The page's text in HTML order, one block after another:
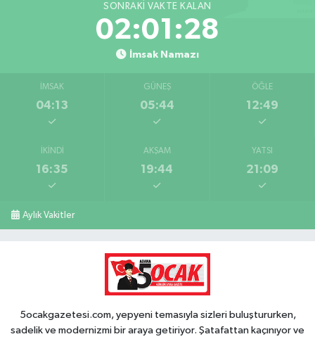
SONRAKI VAKTE KALAN
02:01:27
İmsak Namazı
İMSAK
04:13
GÜNEŞ
05:44
ÖĞLE
12:49
İKINDI
16:35
AKŞAM
19:44
YATSI
21:09
Aylık Vakitler
5ocakgazetesi.com, yepyeni temasıyla sizleri buluştururken,
sadelik ve modernizmi bir araya getiriyor. Şatafattan kaçınıyor ve